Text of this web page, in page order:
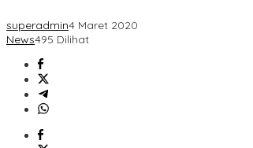
superadmin4 Maret 2020
News495 Dilihat